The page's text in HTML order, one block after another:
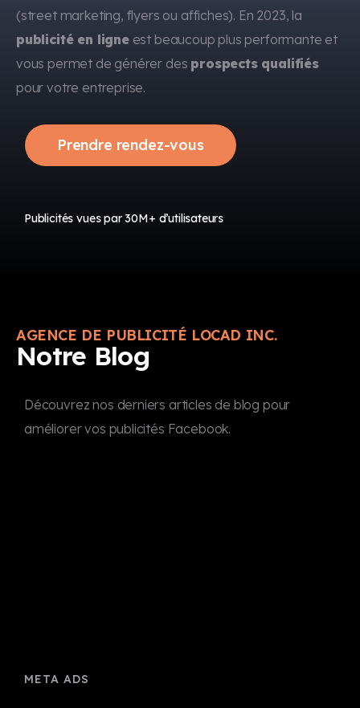
(street marketing, flyers ou affiches). En 2023, la
publicité en ligneest beaucoup plus performante et
vous permet de générer des prospects qualifiés
pour votre entreprise.
Prendre rendez-vous
Publicités vues par 30M+ d’utilisateurs
AGENCE DE PUBLICITÉ LOCAD INC.
Notre Blog
Découvrez nos derniers articles de blog pour
améliorer vos publicités Facebook.
META ADS